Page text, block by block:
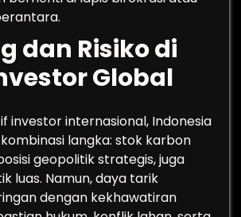
dan Risiko di
Global
investor internasional, Indonesia
langka: stok karbon
geopolitik strategis, juga
luas. Namun, daya tarik
dengan kekhawatiran